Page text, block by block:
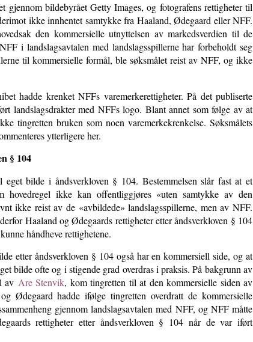
bildebyrået Getty Images, og fotografens rettigheter til
ikke innhentet samtykke fra Haaland, Ødegaard eller NFF.
den kommersielle utnyttelsen av markedsverdien til de
i landslagsavtalen med landslagsspillerne har forbeholdt seg
til kommersielle formål, ble søksmålet reist av NFF, og ikke
hadde krenket NFFs varemerkerettigheter. På det publiserte
landslagsdrakter med NFFs logo. Blant annet som følge av at
tingretten bruken som noen varemerkekrenkelse. Søksmålets
ytterligere her.
§ 104
bilde i åndsverkloven § 104. Bestemmelsen slår fast at et
hovedregel ikke kan offentliggjøres «uten samtykke av den
ikke reist av de «avbildede» landslagsspillerne, men av NFF.
Haaland og Ødegaards rettigheter etter åndsverkloven § 104
håndheve rettighetene.
etter åndsverkloven § 104 også har en kommersiell side, og at
bilde ofte og i stigende grad overdras i praksis. På bakgrunn av
av Are Stenvik, kom tingretten til at den kommersielle siden av
Ødegaard hadde ifølge tingretten overdratt de kommersielle
gjennom landslagsavtalen med NFF, og NFF måtte
rettigheter etter åndsverkloven § 104 når de var iført